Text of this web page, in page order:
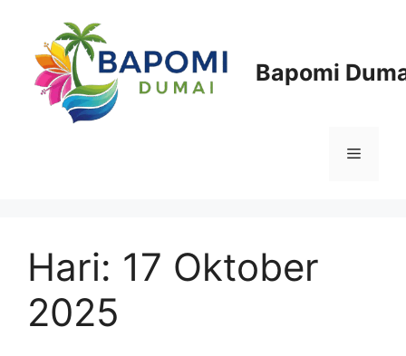
Bapomi
Menu
Hari: 17 Oktober
2025